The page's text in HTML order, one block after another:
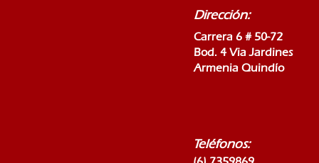
Dirección:
Carrera 6 # 50-72
Bod. 4 Via Jardines
Armenia Quindío
Teléfonos: